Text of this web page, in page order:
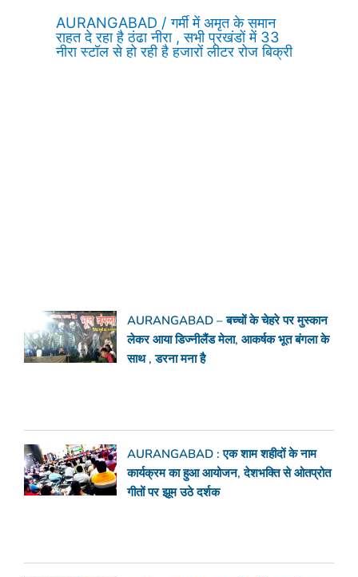
AURANGABAD / गर्मी में अमृत के समान
राहत दे रहा है ठंढा नीरा , सभी प्रखंडों में 33
नीरा स्टॉल से हो रही है हजारों लीटर रोज बिक्री
AURANGABAD – बच्चों के चेहरे पर मुस्कान
लेकर आया डिज्नीलैंड मेला, आकर्षक भूत बंगला के
साथ , डरना मना है
AURANGABAD : एक शाम शहीदों के नाम
कार्यक्रम का हुआ आयोजन, देशभक्ति से ओतप्रोत
गीतों पर झूम उठे दर्शक